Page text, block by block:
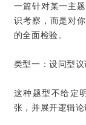
一篇针对某一主
识考察，而是对
的全面检验。
类型一：设问型议
这种题型不给定
张，并展开逻辑论